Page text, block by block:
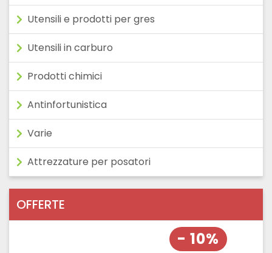
Utensili e prodotti per gres
Utensili in carburo
Prodotti chimici
Antinfortunistica
Varie
Attrezzature per posatori
OFFERTE
- 10%